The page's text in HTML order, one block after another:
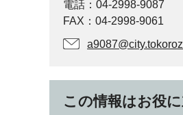
電話：04-2998-9087
FAX：04-2998-9061
この情報はお役